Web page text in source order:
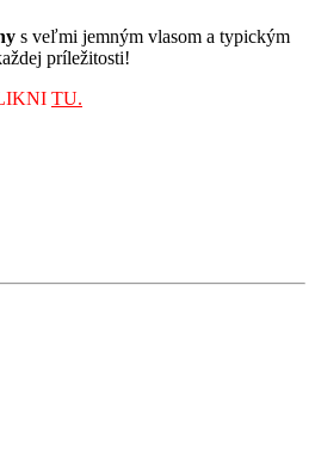
s veľmi jemným vlasom a typickým
príležitosti!
TU.